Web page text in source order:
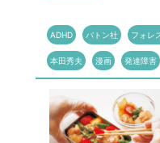
ADHD バトン社 フォレ
本田秀夫 漫画 発達障害